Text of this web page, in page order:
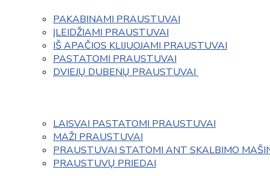
PAKABINAMI PRAUSTUVAI
ĮLEIDŽIAMI PRAUSTUVAI
IŠ APAČIOS KLIJUOJAMI PRAUSTUVAI
PASTATOMI PRAUSTUVAI
DVIEJŲ DUBENŲ PRAUSTUVAI
LAISVAI PASTATOMI PRAUSTUVAI
MAŽI PRAUSTUVAI
PRAUSTUVAI STATOMI ANT SKALBIMO
PRAUSTUVŲ PRIEDAI